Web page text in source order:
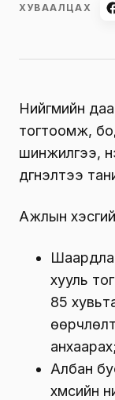
ХУВААЛЦАХ
Нийгмийн
тогтоомж,
шинжилгээ,
дүгнэлтээ
Ажлын
хууль
85
анхаарах;
Албан